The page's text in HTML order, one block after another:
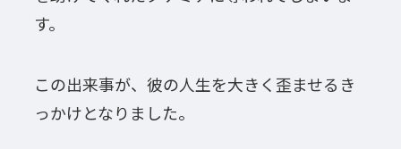
す。
この出来事が、彼の人生を大きく歪ませるき
っかけとなりました。